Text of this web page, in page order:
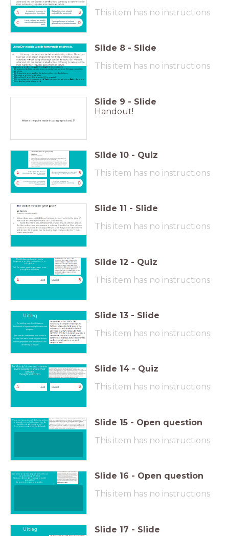
A
A country’s economy is
dependent on its culture.
B
Cultural diversity should
preferably be preserved.
C
Local cultures are readily
sacrificed in the quest for
profit.
D
The significance of cultural
differences is underestimated.
This item has no instructions
- Signaalwoorden zijn yet (r. 1) en but (r.3) Die markeer je.
Bij antwoord A stond iets over a country's economy. Dit staat niet echt in
de alinea.
Bij C staat iets over dat Profits belangrijker zijn dan Cultures.
Dat staat ook niet in de tekst.
Blijven B en D over. B is positief, D is negatief.
De zin achter het signaalwoordYetis negatief, en de zin na But is dat ook.
D is dus het juiste antwoord.
Uitleg: De vraag is wat de kern van deze alinea is. Slide 8 - Slide
This item has no instructions
What is the point made in paragraphs 1 and 2?
Slide 9 - Slide
Handout!
A In the past the male Y
chromosome used to be more
substantial. B
Men are hardly able to cope with
challenges of their male pride.
C Procreation may one day be
realised without male
participation. D
The male physique is
deteriorating at an alarming
pace.
Slide 10 - Quiz
This item has no instructions
Slide 11 - Slide
This item has no instructions
De Afrikaanse kuststreek is
tegenwoordig te warm voor
pinguïns.
FYI: De tekst gaat algemeen over
pinguïns in Afrika
A Juist B
Onjuist
Slide 12 - Quiz
This item has no instructions
Uitleg
De stelling was: De Afrikaanse
kuststreek is tegenwoordig te warm voor
pinguïns.
Een van de zoektermen was warm. In
dit hele stuk tekst wordt op geen enkele
manier gesproken over temperatuur, dus
de stelling is onjuist.
Slide 13 - Slide
This item has no instructions
Mr Moody’s looks and manner
invite people to share their
private
thoughts with him.
A Juist B
Onjuist
Slide 14 - Quiz
This item has no instructions
Wat is volgens alinea 1 de belangrijkste
oorzaak voor het krimpen van de
aantallen rode eekhoorns?
Geef antwoord in het Nederlands.
Slide 15 - Open question
This item has no instructions
“Can an economist dig a hole without
another filling it?” (titel)
Wat wordt met deze vraag in twijfel
getrokken?
Leg uit in je eigen woorden.
Slide 16 - Open question
This item has no instructions
Uitleg Slide 17 - Slide